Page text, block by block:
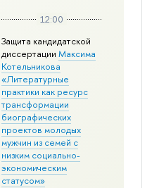
12:00
Защита кандидатской
диссертации Максима
Котельникова
«Литературные
практики как ресурс
трансформации
биографических
проектов молодых
мужчин из семей с
низким социально-
экономическим
статусом»